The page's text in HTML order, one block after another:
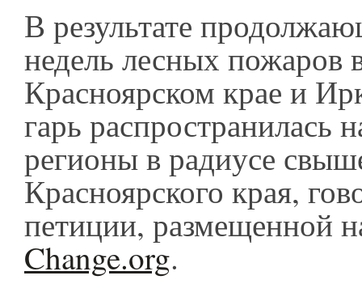
В результате
недель лесных пожаров
Красноярском крае и
гарь распространилась
регионы в радиусе
Красноярского края,
петиции, размещенной
Change.org.